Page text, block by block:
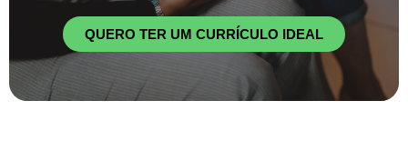
QUERO TER UM CURRÍCULO IDEAL